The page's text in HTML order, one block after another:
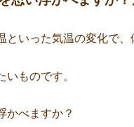
いった気温の変化で、
ものです。
かべますか？